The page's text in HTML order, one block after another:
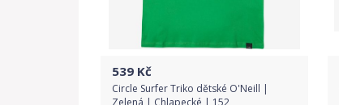
539 Kč
Circle Surfer Triko dětské O'Neill |
Zelená | Chlapecké | 152